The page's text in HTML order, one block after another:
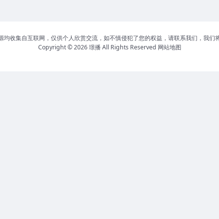
均收集自互联网，仅供个人欣赏交流，如不慎侵犯了您的权益，请联系我们，我们
Copyright © 2026璟播All Rights Reserved 网站地图